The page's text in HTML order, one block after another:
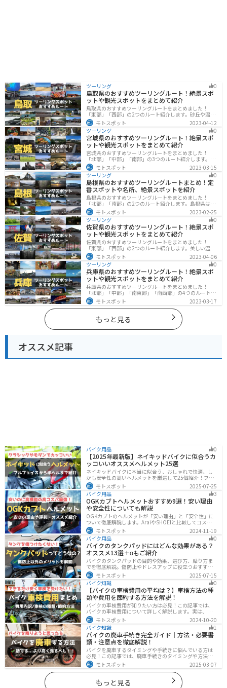
ツーリング 0
鳥取県のおすすめツーリングルート！絶景スポ
ットや観光スポットをまとめて紹介
鳥取県のおすすめツーリングルートをまとめました！
「東部」「西部」の2つのルート紹介します。砂丘や温泉
地、歴史ある城跡など魅力溢れるスポットが多数あるの
で楽しめます。バイクで鳥取県にツーリングに行く際は
参考にしてください。
モトスポット
2023-04-12
ツーリング
0
宮城県のおすすめツーリングルート！絶景スポ
ットや観光スポットをまとめて紹介
宮城県のおすすめツーリングルートをまとめました！
「北部」「中部」「南部」の3つのルート紹介します。キ
ツネ村や広大な山や滝、湖などを歴史や自然を満喫する
ツーリングができます。バイクで宮城県にツーリングに
行く際は参考にしてください。
モトスポット
2023-03-15
ツーリング
0
島根県のおすすめツーリングルートまとめ！定
番スポットや名所、絶景スポットを紹介
島根県のおすすめツーリングルートをまとめました！
「北部」「南部」の2つのルート紹介します。島根県は、
海と山が近く、1日で全然違う景色を堪能することができ
ます。バイクで島根県にツーリングに行く際は参考にし
てください。
モトスポット
2023-02-25
ツーリング
0
佐賀県のおすすめツーリングルート！絶景スポ
ットや観光スポットをまとめて紹介
佐賀県のおすすめツーリングルートをまとめました！
「東部」「西部」の2つのルート紹介します。美しい温泉
地や古墳群、歴史ある城や神社仏閣など、バイクツーリ
ングに適したスポットが多数存在し、様々な楽しみ方が
できます。バイクで佐賀県にツーリングに行く際は参考
にしてください。
モトスポット
2023-04-06
ツーリング
0
兵庫県のおすすめツーリングルート！絶景スポ
ットや観光スポットをまとめて紹介
兵庫県のおすすめツーリングルートをまとめました！
「北部」「中部」「南東部」「南西部」の4つのルート紹
介します。自然豊かな山を堪能できる北部と中部、街中
で海辺の南部と違った楽しみ方ができます。バイクで兵
庫県にツーリングに行く際は参考にしてください。
モトスポット 2023-03-17
もっと見る
オススメ記事
バイク用品 0
【2025年最新版】ネイキッドバイクに似合うカ
ッコいいオススメヘルメット25選
ネイキッドバイクに本当に似合う、おしゃれで快適、し
かも安全性の高いヘルメットを厳選して25個紹介！フル
フェイス・ジェット・システムなどタイプ別に特徴や選
び方も徹底解説。街乗りやツーリング、初心者からベテ
ランまで満足できるモデルを集めました。
モトスポット
2025-07-25
バイク用品
3
OGKカブトヘルメットおすすめ9選！安い理由
や安全性についても解説
OGKカブトのヘルメットが「安い理由」と「安全性」に
ついて徹底解説します。AraiやSHOEIと比較してコスパが
高く、信頼性も兼ね備えたOGKカブトのヘルメット。初
心者ライダーからベテランまでおすすめのモデル9選と、
実際の口コミや評判、選び方も詳しく紹介します。
モトスポット
2024-11-19
バイク用品
0
バイクのタンクパッドにはどんな効果がある？
オススメ13選＋αもご紹介
バイクのタンクパッドの目的や効果、選び方、貼り方ま
でを徹底解説。傷防止やドレスアップに役立つおすすめ
アイテムも紹介。初心者にも分かりやすい内容で、タン
クパッド選びに迷っている方に最適な情報をお届けしま
す。
モトスポット
2025-07-15
バイク知識
0
【バイクの車検費用の平均は？】車検方法の種
類や費用を節約する方法を解説！
バイクの車検費用が知りたい方は必見！この記事では、
バイクの車検費用について詳しく解説します。実は、バ
イクの車検費用は一般的に20,000～70,000円程度です。
記事を読めば車検費用に関する知識が深まり、費用対効
果が高い車検の計画が可能です。
モトスポット
2024-10-20
バイク知識
1
バイクの廃車手続き完全ガイド｜方法・必要書
類・注意点を徹底解説！
バイクを廃車するタイミングや手続きに悩んでいる方は
必見！この記事では、廃車手続きのタイミングや方法、
流れを解説しています。実は、手続きの注意点や業者に
依頼する際のポイントがあります。記事を読めば、バイ
クの廃車手続きがスムーズに行えるでしょう。
モトスポット 2025-03-07
もっと見る